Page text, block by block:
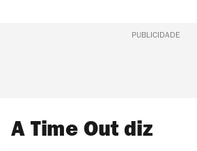
PUBLICIDADE
A Time Out diz